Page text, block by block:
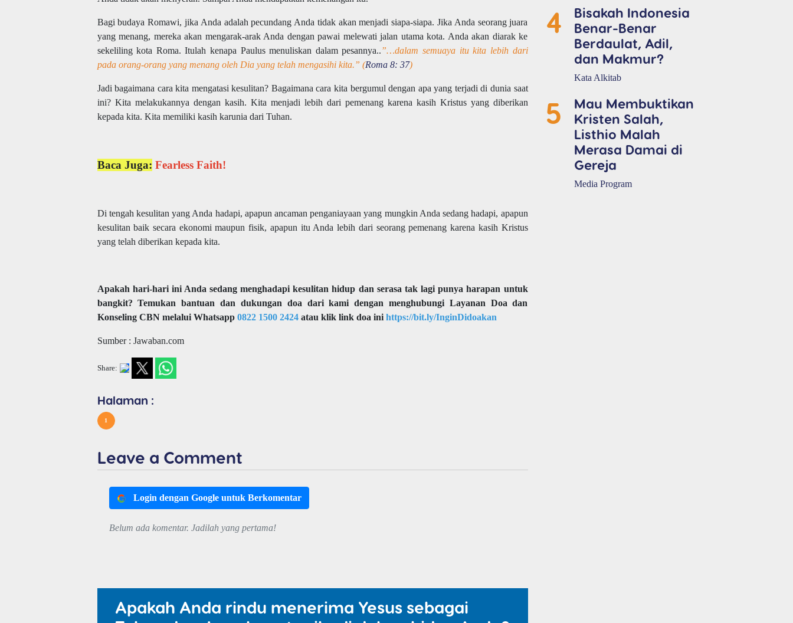
Bagi budaya Romawi, jika Anda adalah pecundang Anda tidak akan menjadi siapa-siapa. Jika Anda seorang juara
yang menang, mereka akan mengarak-arak Anda dengan pawai melewati jalan utama kota. Anda akan diarak ke
sekeliling kota Roma. Itulah kenapa Paulus menuliskan dalam pesannya..”…dalam semuaya itu kita lebih dari
pada orang-orang yang menang oleh Dia yang telah mengasihi kita.” (Roma 8: 37)
Jadi bagaimana cara kita mengatasi kesulitan? Bagaimana cara kita bergumul dengan apa yang terjadi di dunia saat
ini? Kita melakukannya dengan kasih. Kita menjadi lebih dari pemenang karena kasih Kristus yang diberikan
kepada kita. Kita memiliki kasih karunia dari Tuhan.
Baca Juga: Fearless Faith!
Di tengah kesulitan yang Anda hadapi, apapun ancaman penganiayaan yang mungkin Anda sedang hadapi, apapun
kesulitan baik secara ekonomi maupun fisik, apapun itu Anda lebih dari seorang pemenang karena kasih Kristus
yang telah diberikan kepada kita.
Apakah hari-hari ini Anda sedang menghadapi kesulitan hidup dan serasa tak lagi punya harapan untuk
bangkit? Temukan bantuan dan dukungan doa dari kami dengan menghubungi Layanan Doa dan
Konseling CBN melalui Whatsapp 0822 1500 2424atau klik link doa ini https://bit.ly/InginDidoakan
Sumber : Jawaban.com
Share:
Halaman :
1
Leave a Comment
Login dengan Google untuk Berkomentar
Belum ada komentar. Jadilah yang pertama!
Apakah Anda rindu menerima Yesus sebagai
4
Bisakah Indonesia
Benar-Benar
Berdaulat, Adil,
dan Makmur?
Kata Alkitab
5
Mau Membuktikan
Kristen Salah,
Listhio Malah
Merasa Damai di
Gereja
Media Program